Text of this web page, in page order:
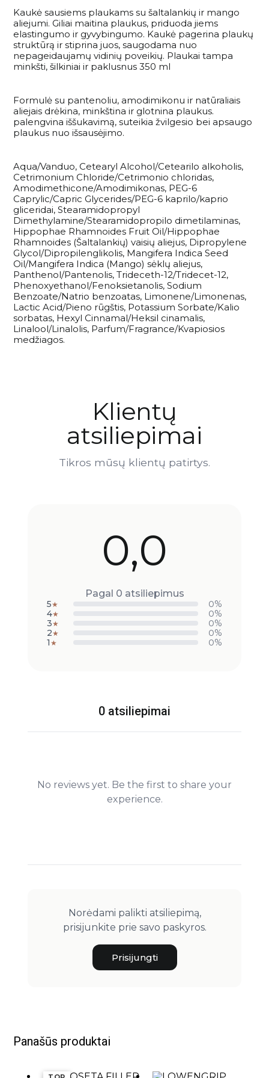
Kaukė sausiems plaukams su šaltalankių ir mango
aliejumi. Giliai maitina plaukus, priduoda jiems
elastingumo ir gyvybingumo. Kaukė pagerina plaukų
struktūrą ir stiprina juos, saugodama nuo
nepageidaujamų vidinių poveikių. Plaukai tampa
minkšti, šilkiniai ir paklusnus 350 ml
Formulė su pantenoliu, amodimikonu ir natūraliais
aliejais drėkina, minkština ir glotnina plaukus.
palengvina iššukavimą, suteikia žvilgesio bei apsaugo
plaukus nuo išsausėjimo.
Aqua/Vanduo, Cetearyl Alcohol/Cetearilo alkoholis,
Cetrimonium Chloride/Cetrimonio chloridas,
Amodimethicone/Amodimikonas, PEG-6
Caprylic/Capric Glycerides/PEG-6 kaprilo/kaprio
gliceridai, Stearamidopropyl
Dimethylamine/Stearamidopropilo dimetilaminas,
Hippophae Rhamnoides Fruit Oil/Hippophae
Rhamnoides (Šaltalankių) vaisių aliejus, Dipropylene
Glycol/Dipropilenglikolis, Mangifera Indica Seed
Oil/Mangifera Indica (Mango) sėklų aliejus,
Panthenol/Pantenolis, Trideceth-12/Tridecet-12,
Phenoxyethanol/Fenoksietanolis, Sodium
Benzoate/Natrio benzoatas, Limonene/Limonenas,
Lactic Acid/Pieno rūgštis, Potassium Sorbate/Kalio
sorbatas, Hexyl Cinnamal/Heksil cinamalis,
Linalool/Linalolis, Parfum/Fragrance/Kvapiosios
medžiagos.
Klientų
atsiliepimai
Tikros mūsų klientų patirtys.
0,0
Pagal 0 atsiliepimus
5★
0%
4★
0%
3★
0%
2★
0%
1 ★ 0%
0 atsiliepimai
No reviews yet. Be the first to share your
experience.
Norėdami palikti atsiliepimą,
prisijunkite prie savo paskyros.
Prisijungti
Panašūs produktai